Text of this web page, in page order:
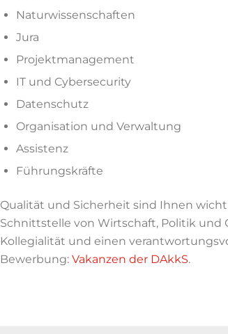
Naturwissenschaften
Jura
Projektmanagement
IT und Cybersecurity
Datenschutz
Organisation und Verwaltung
Assistenz
Führungskräfte
Qualität und Sicherheit sind Ihnen
Schnittstelle von Wirtschaft, Politik und
Kollegialität und einen
Bewerbung: Vakanzen der DAkkS.